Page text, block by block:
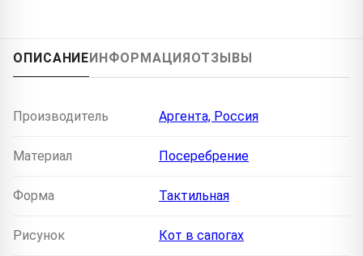
ОПИСАНИЕИНФОРМАЦИЯОТЗЫВЫ
Производитель Аргента, Россия
Материал Посеребрение
Форма Тактильная
Рисунок Кот в сапогах